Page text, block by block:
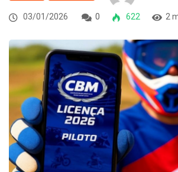
03/01/2026 0 622 2